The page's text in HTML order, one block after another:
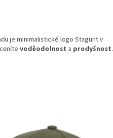
je minimalistické logo Stagunt v
voděodolnost a prodyšnost.